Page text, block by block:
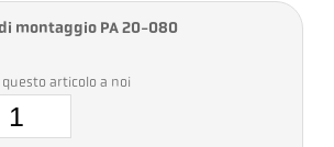
montaggio PA 20-080
articolo a noi